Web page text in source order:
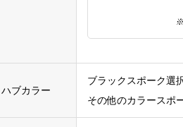
※
ハブカラー
ブラックスポーク選
その他のカラースポ